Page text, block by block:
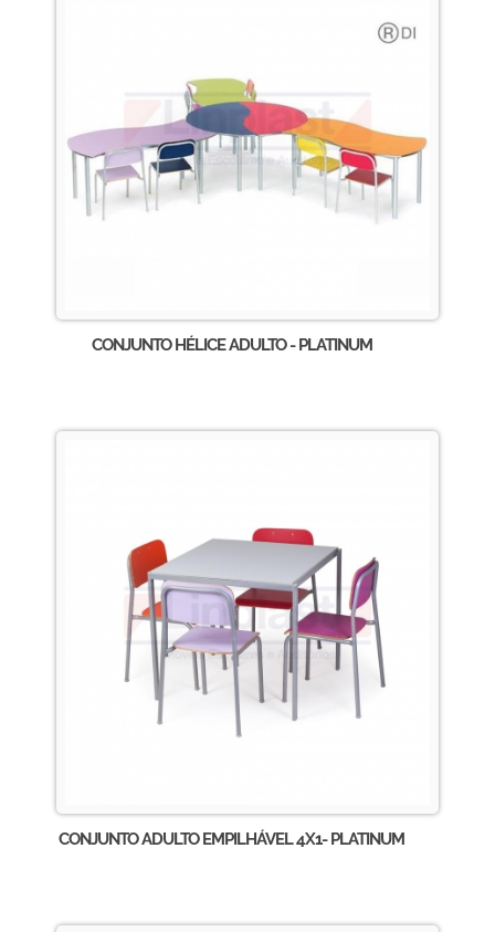
CONJUNTO HÉLICE ADULTO - PLATINUM
CONJUNTO ADULTO EMPILHÁVEL 4X1- PLATINUM